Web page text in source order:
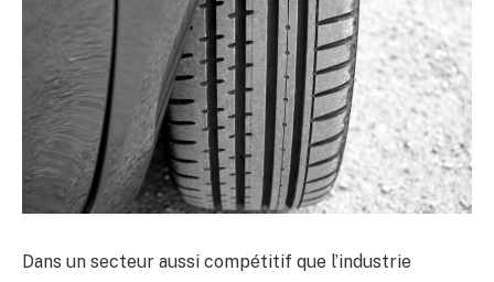
Dans un secteur aussi compétitif que l’industrie